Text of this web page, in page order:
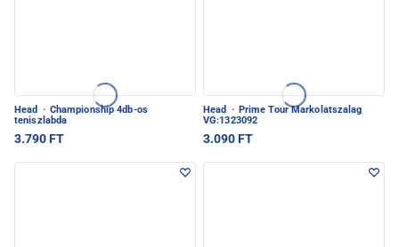
Head · Championship 4db-os
teniszlabda
3.790 FT
Head · Prime Tour Markolatszalag
VG:1323092
3.090 FT